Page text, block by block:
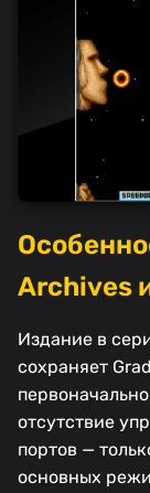
Archives
Издание в
сохраняет
отсутствие
портов —
основных